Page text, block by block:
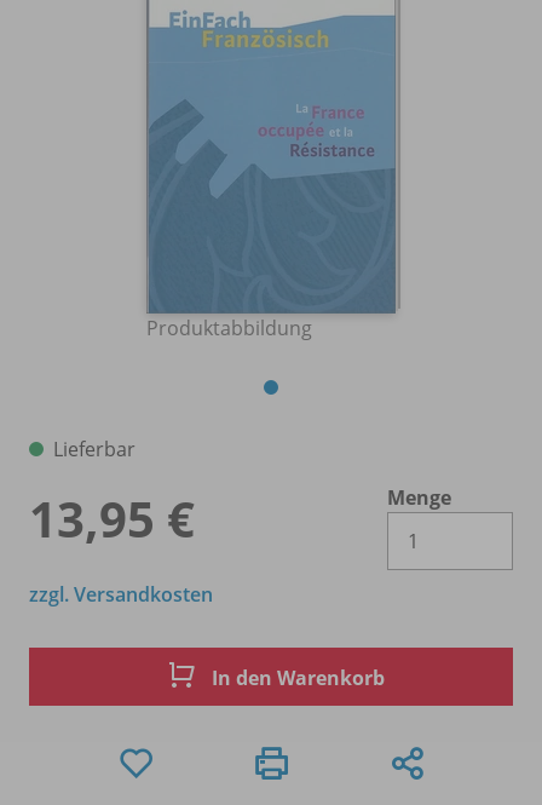
Produktabbildung
Lieferbar
13,95 €
Menge
zzgl. Versandkosten
In den Warenkorb